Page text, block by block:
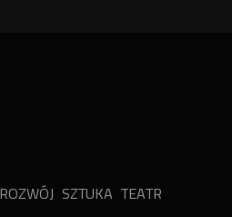
SZTUKA TEATR